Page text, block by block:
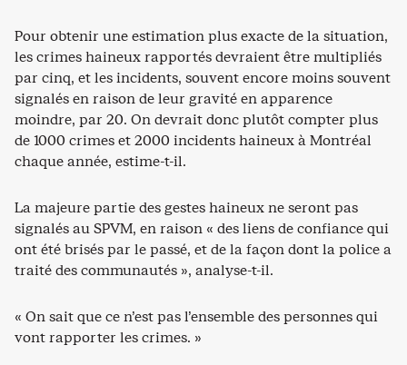
Pour obtenir une estimation plus exacte de la situation,
les crimes haineux rapportés devraient être multipliés
par cinq, et les incidents, souvent encore moins souvent
signalés en raison de leur gravité en apparence
moindre, par 20. On devrait donc plutôt compter plus
de 1000 crimes et 2000 incidents haineux à Montréal
chaque année, estime-t-il.
La majeure partie des gestes haineux ne seront pas
signalés au SPVM, en raison « des liens de confiance qui
ont été brisés par le passé, et de la façon dont la police a
traité des communautés », analyse-t-il.
« On sait que ce n’est pas l’ensemble des personnes qui
vont rapporter les crimes. »